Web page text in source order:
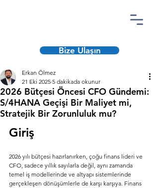
Bize Ulaşın
2026 Bütçesi Öncesi CFO Gündemi:
S/4HANA Geçişi Bir Maliyet mi,
Stratejik Bir Zorunluluk mu?
Erkan Ölmez
21 Eki 2025 5 dakikada okunur
Giriş
2026 yılı bütçesi hazırlanırken, çoğu finans lideri ve
CFO, sadece yıllık sayılarla değil, aynı zamanda
temel iş modellerinde ve altyapı sistemlerinde
gerçekleşen dönüşümlerle de karşı karşıya. Finans